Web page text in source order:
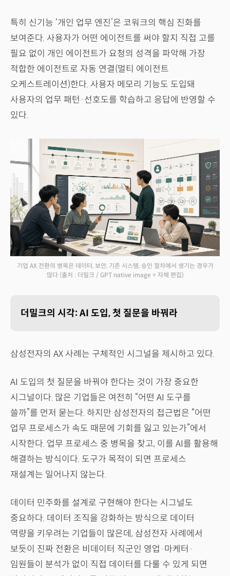
특히 신기능 ‘개인 업무 엔진’은 코워크의 핵심 진화를
보여준다. 사용자가 어떤 에이전트를 써야 할지 직접 고를
필요 없이 개인 에이전트가 요청의 성격을 파악해 가장
적합한 에이전트로 자동 연결(멀티 에이전트
오케스트레이션)한다. 사용자 메모리 기능도 도입돼
사용자의 업무 패턴·선호도를 학습하고 응답에 반영할 수
있다.
기업 AX 전환의 병목은 데이터, 보안, 기존 시스템, 승인 절차에서 생기는 경우가
많다 (출처 : 더밀크 / GPT native image + 자체 편집)
더밀크의 시각: AI 도입, 첫 질문을 바꿔라
삼성전자의 AX 사례는 구체적인 시그널을 제시하고 있다.
AI 도입의 첫 질문을 바꿔야 한다는 것이 가장 중요한
시그널이다. 많은 기업들은 여전히 “어떤 AI 도구를
쓸까”를 먼저 묻는다. 하지만 삼성전자의 접근법은 “어떤
업무 프로세스가 속도 때문에 기회를 잃고 있는가”에서
시작한다. 업무 프로세스 중 병목을 찾고, 이를 AI를 활용해
해결하는 방식이다. 도구가 목적이 되면 프로세스
재설계는 일어나지 않는다.
데이터 민주화를 설계로 구현해야 한다는 시그널도
중요하다. 데이터 조직을 강화하는 방식으로 데이터
역량을 키우려는 기업들이 많은데, 삼성전자 사례에서
보듯이 진짜 전환은 비데이터 직군인 영업·마케터·
임원들이 분석가 없이 직접 데이터를 다룰 수 있게 되면